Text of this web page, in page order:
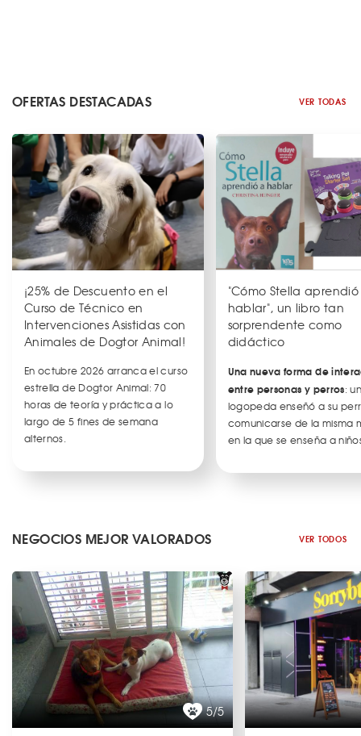
OFERTAS DESTACADAS VER TODAS
¡25% de Descuento en el
Curso de Técnico en
Intervenciones Asistidas con
Animales de Dogtor Animal!
En octubre 2026 arranca el curso
estrella de Dogtor Animal: 70
horas de teoría y práctica a lo
largo de 5 fines de semana
alternos.
"Cómo Stella
hablar", un libro tan
sorprendente como
didáctico
Una nueva forma de
entre personas y perros:
logopeda enseñó a su
comunicarse de la misma
en la que se enseña a
NEGOCIOS MEJOR VALORADOS VER TODOS
5/5